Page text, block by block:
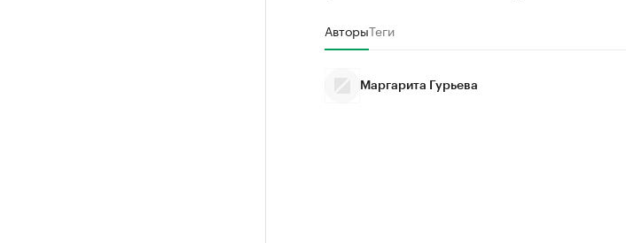
АвторыТеги
Маргарита Гурьева